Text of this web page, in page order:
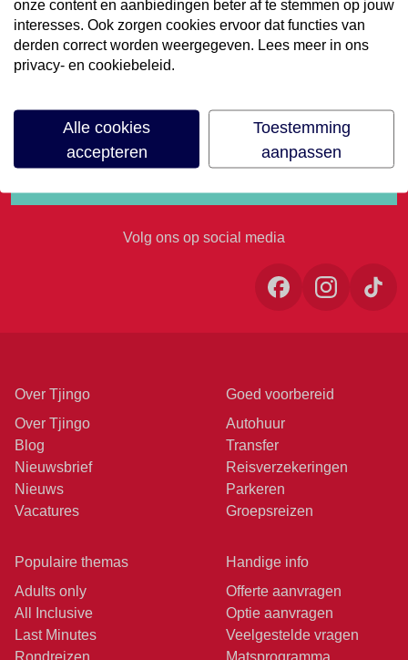
volgende vakantie
Meld je aan voor onze nieuwsbrief
Volg ons op social media
Over Tjingo
Over Tjingo
Blog
Nieuwsbrief
Nieuws
Vacatures
Goed voorbereid
Autohuur
Transfer
Reisverzekeringen
Parkeren
Groepsreizen
Populaire themas
Adults only
All Inclusive
Last Minutes
Rondreizen
Handige info
Offerte aanvragen
Optie aanvragen
Veelgestelde vragen
Matsprogramma
onze content en aanbiedingen beter af te stemmen op jouw
interesses. Ook zorgen cookies ervoor dat functies van
derden correct worden weergegeven. Lees meer in ons
privacy- en cookiebeleid.
Alle cookies
accepteren
Toestemming
aanpassen